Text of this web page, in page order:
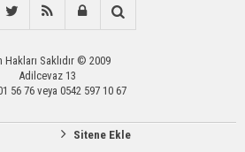
Hakları Saklıdır © 2009
Adilcevaz 13
56 76 veya 0542 597 10 67
Sitene Ekle